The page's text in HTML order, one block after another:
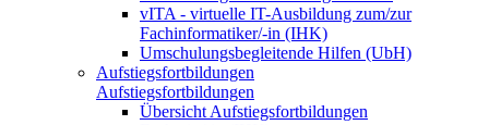
vITA - virtuelle IT-Ausbildung zum/zur
Fachinformatiker/-in (IHK)
Umschulungsbegleitende Hilfen (UbH)
Aufstiegsfortbildungen
Aufstiegsfortbildungen
Übersicht Aufstiegsfortbildungen